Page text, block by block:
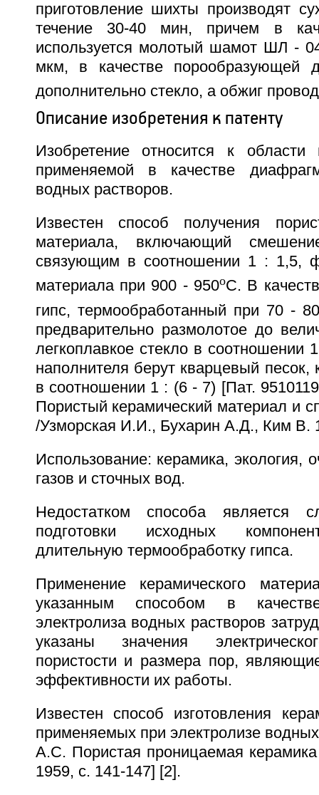
приготовление шихты производят
течение 30-40 мин, причем в
используется молотый шамот ШЛ -
мкм, в качестве порообразующей
дополнительно стекло, а обжиг
Описание изобретения к патенту
Изобретение относится к области
применяемой в качестве
водных растворов.
Известен способ получения
материала, включающий
связующим в соотношении 1 : 1,5,
материала при 900 - 950oС. В
гипс, термообработанный при 70 -
предварительно размолотое до
легкоплавкое стекло в соотношении
наполнителя берут кварцевый песок,
в соотношении 1 : (6 - 7) [Пат.
Пористый керамический материал и
/Узморская И.И., Бухарин А.Д., Ким В.
Использование: керамика, экология,
газов и сточных вод.
Недостатком способа является
подготовки исходных
длительную термообработку гипса.
Применение керамического
указанным способом в
электролиза водных растворов
указаны значения
пористости и размера пор,
эффективности их работы.
Известен способ изготовления
применяемых при электролизе
А.С. Пористая проницаемая
1959, с. 141-147] [2].